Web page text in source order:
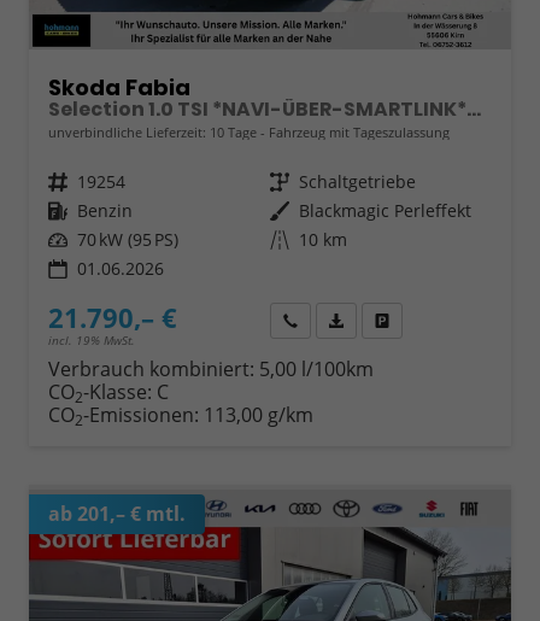
Skoda Fabia
Selection 1.0 TSI *NAVI-ÜBER-SMARTLINK*PDC-HI*LED*SHZ*KLIMA*RADIO
unverbindliche Lieferzeit: 10 Tage Fahrzeug mit Tageszulassung
Fahrzeugnr. 19254 Getriebe Schaltgetriebe
Kraftstoff Benzin Außenfarbe Blackmagic Perleffekt
Leistung 70 kW (95 PS) Kilometerstand 10 km
01.06.2026
21.790,– €
incl. 19% MwSt.
Wir rufen Sie anFahrzeugexposé (PDF)
Verbrauch kombiniert: 5,00 l/100km
CO2-Klasse: C
CO2-Emissionen: 113,00 g/km
ab 201,– € mtl.